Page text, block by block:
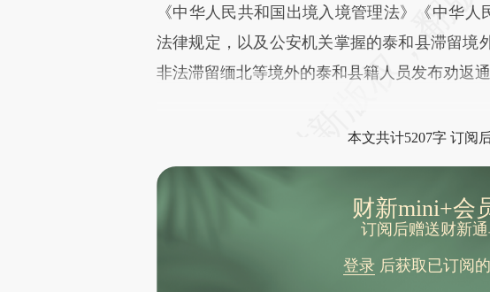
《中华人民共和国出境入境管理法》《中华
法律规定，以及公安机关掌握的泰和县滞留境
非法滞留缅北等境外的泰和县籍人员发布劝返通
本文共计5207字 订阅
财新mini+会
订阅后赠送财新
登录后获取已订阅